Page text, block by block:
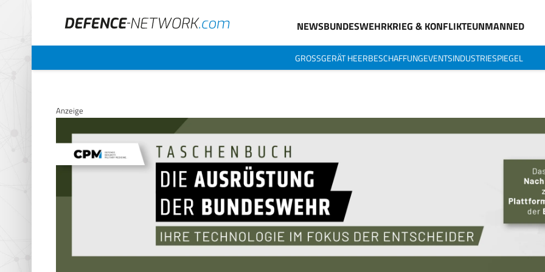
NEWSBUNDESWEHRKRIEG & KONFLIKTEUNMANNED
GROSSGERÄT HEERBESCHAFFUNGEVENTSINDUSTRIESPIEGEL
Anzeige